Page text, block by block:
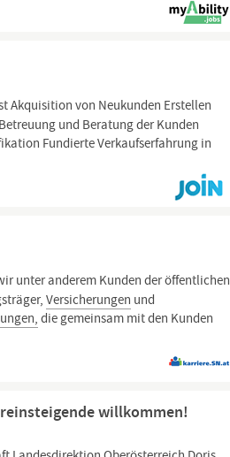
Akquisition von Neukunden Erstellen
Betreuung und Beratung der Kunden
Fundierte Verkaufserfahrung in
unter anderem Kunden der öffentlichen
Versicherungen und
die gemeinsam mit den Kunden
willkommen!